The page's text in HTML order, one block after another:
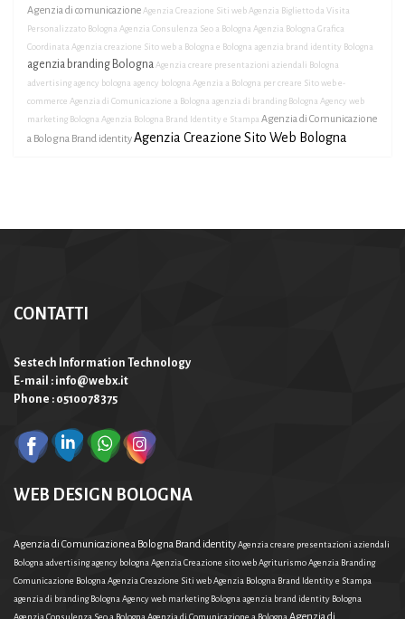
Agenzia di comunicazione Agenzia Creazione Siti web Agenzia Biglietto da Visita
Personalizzato Bologna Agenzia Consulenza Seo a Bologna Agenzia Bologna Grafica
Coordinata Agenzia creazione Sito web a Bologna e Bologna agenzia brand identity Bologna
agenzia branding Bologna Agenzia creare presentazioni aziendali Bologna
advertising agency bologna agency bologna Agenzia a Bologna per creare Sito web e-
commerce Agenzia di Comunicazione a Bologna agenzia di branding Bologna Agency web
marketing Bologna Agenzia Bologna Brand Identity e Stampa Agenzia di Comunicazione
a Bologna Brand identityAgenzia Creazione Sito Web Bologna
CONTATTI
Sestech Information Technology
E-mail : info@webx.it
Phone : 0510078375
WEB DESIGN BOLOGNA
Agenzia di Comunicazione a Bologna Brand identityAgenzia creare presentazioni aziendali
Bolognaadvertising agency bolognaAgenzia Creazione sito web AgriturismoAgenzia Branding
Comunicazione BolognaAgenzia Creazione Siti webAgenzia Bologna Brand Identity e Stampa
agenzia di branding BolognaAgency web marketing Bolognaagenzia brand identity Bologna
Agenzia di